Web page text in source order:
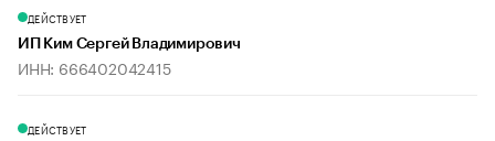
ДЕЙСТВУЕТ
ИП Ким Сергей Владимирович
ИНН: 666402042415
ДЕЙСТВУЕТ